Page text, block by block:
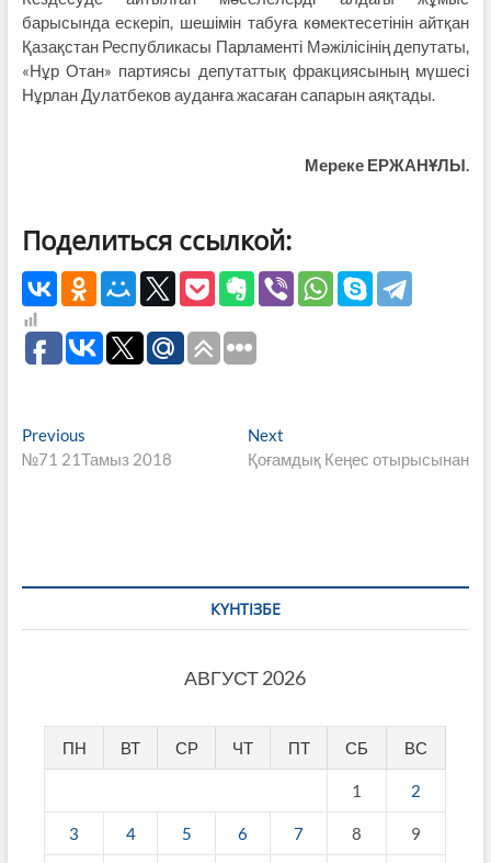
барысында ескеріп, шешімін табуға көмектесетінін айтқан
Қазақстан Республикасы Парламенті Мәжілісінің депутаты,
«Нұр Отан» партиясы депутаттық фракциясының мүшесі
Нұрлан Дулатбеков ауданға жасаған сапарын аяқтады.
Мереке ЕРЖАНҰЛЫ.
Поделиться ссылкой:
Навигация
по
PreviousPrevious
post:
№71 21Тамыз 2018
Next
post:
Қоғамдық Кеңес отырысынан
КҮНТІЗБЕ
АВГУСТ 2026
ПН ВТ СР ЧТ ПТ СБ ВС
1 2
3 4 5 6 7 8 9